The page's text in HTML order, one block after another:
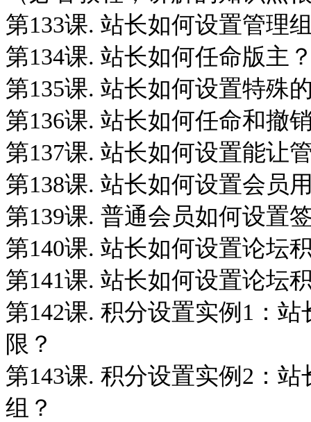
第133课. 站长如何设置管理
第134课. 站长如何任命版主
第135课. 站长如何设置特殊
第136课. 站长如何任命和撤
第137课. 站长如何设置能让
第138课. 站长如何设置会员
第139课. 普通会员如何设置
第140课. 站长如何设置论坛
第141课. 站长如何设置论坛
第142课. 积分设置实例1：
限？
第143课. 积分设置实例2：
组？